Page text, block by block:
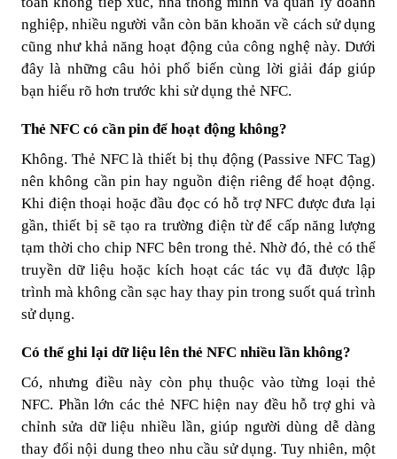
nghiệp, nhiều người vẫn còn băn khoăn về cách sử dụng
cũng như khả năng hoạt động của công nghệ này. Dưới
đây là những câu hỏi phổ biến cùng lời giải đáp giúp
bạn hiểu rõ hơn trước khi sử dụng thẻ NFC.
Thẻ NFC có cần pin để hoạt động không?
Không. Thẻ NFC là thiết bị thụ động (Passive NFC Tag)
nên không cần pin hay nguồn điện riêng để hoạt động.
Khi điện thoại hoặc đầu đọc có hỗ trợ NFC được đưa lại
gần, thiết bị sẽ tạo ra trường điện từ để cấp năng lượng
tạm thời cho chip NFC bên trong thẻ. Nhờ đó, thẻ có thể
truyền dữ liệu hoặc kích hoạt các tác vụ đã được lập
trình mà không cần sạc hay thay pin trong suốt quá trình
sử dụng.
Có thể ghi lại dữ liệu lên thẻ NFC nhiều lần không?
Có, nhưng điều này còn phụ thuộc vào từng loại thẻ
NFC. Phần lớn các thẻ NFC hiện nay đều hỗ trợ ghi và
chỉnh sửa dữ liệu nhiều lần, giúp người dùng dễ dàng
thay đổi nội dung theo nhu cầu sử dụng. Tuy nhiên, một